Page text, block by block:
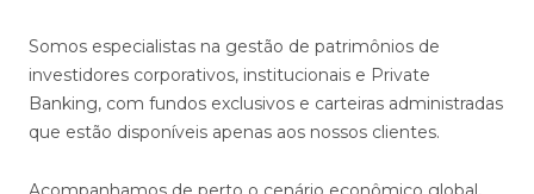
Somos especialistas na gestão de patrimônios de
investidores corporativos, institucionais e Private
Banking, com fundos exclusivos e carteiras administradas
que estão disponíveis apenas aos nossos clientes.